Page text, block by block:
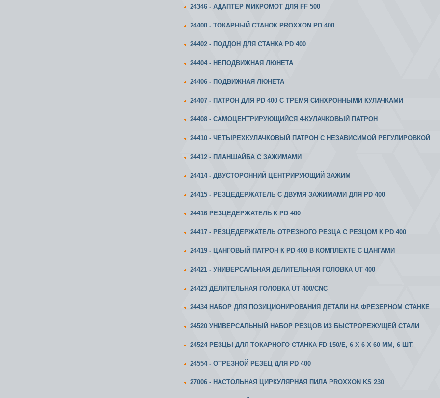
24346 - АДАПТЕР МИКРОМОТ ДЛЯ FF 500
24400 - ТОКАРНЫЙ СТАНОК PROXXON PD 400
24402 - ПОДДОН ДЛЯ СТАНКА PD 400
24404 - НЕПОДВИЖНАЯ ЛЮНЕТА
24406 - ПОДВИЖНАЯ ЛЮНЕТА
24407 - ПАТРОН ДЛЯ PD 400 С ТРЕМЯ СИНХРОННЫМИ КУЛАЧКАМИ
24408 - САМОЦЕНТРИРУЮЩИЙСЯ 4-КУЛАЧКОВЫЙ ПАТРОН
24410 - ЧЕТЫРЕХКУЛАЧКОВЫЙ ПАТРОН С НЕЗАВИСИМОЙ РЕГУЛИРОВКОЙ
24412 - ПЛАНШАЙБА С ЗАЖИМАМИ
24414 - ДВУСТОРОННИЙ ЦЕНТРИРУЮЩИЙ ЗАЖИМ
24415 - РЕЗЦЕДЕРЖАТЕЛЬ С ДВУМЯ ЗАЖИМАМИ ДЛЯ PD 400
24416 РЕЗЦЕДЕРЖАТЕЛЬ К PD 400
24417 - РЕЗЦЕДЕРЖАТЕЛЬ ОТРЕЗНОГО РЕЗЦА С РЕЗЦОМ К PD 400
24419 - ЦАНГОВЫЙ ПАТРОН К PD 400 В КОМПЛЕКТЕ С ЦАНГАМИ
24421 - УНИВЕРСАЛЬНАЯ ДЕЛИТЕЛЬНАЯ ГОЛОВКА UT 400
24423 ДЕЛИТЕЛЬНАЯ ГОЛОВКА UT 400/CNC
24434 НАБОР ДЛЯ ПОЗИЦИОНИРОВАНИЯ ДЕТАЛИ НА ФРЕЗЕРНОМ СТАНКЕ
24520 УНИВЕРСАЛЬНЫЙ НАБОР РЕЗЦОВ ИЗ БЫСТРОРЕЖУЩЕЙ СТАЛИ
24524 РЕЗЦЫ ДЛЯ ТОКАРНОГО СТАНКА FD 150/Е, 6 X 6 X 60 ММ, 6 ШТ.
24554 - ОТРЕЗНОЙ РЕЗЕЦ ДЛЯ PD 400
27006 - НАСТОЛЬНАЯ ЦИРКУЛЯРНАЯ ПИЛА PROXXON KS 230